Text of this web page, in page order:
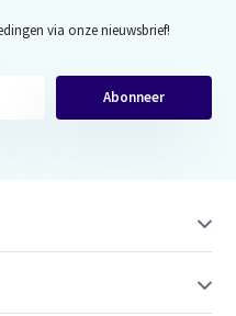
via onze nieuwsbrief!
Abonneer